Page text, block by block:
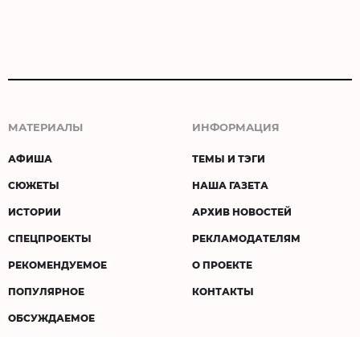
МАТЕРИАЛЫ
АФИША
СЮЖЕТЫ
ИСТОРИИ
СПЕЦПРОЕКТЫ
РЕКОМЕНДУЕМОЕ
ПОПУЛЯРНОЕ
ОБСУЖДАЕМОЕ
ИНФОРМАЦИЯ
ТЕМЫ И ТЭГИ
НАША ГАЗЕТА
АРХИВ НОВОСТЕЙ
РЕКЛАМОДАТЕЛЯМ
О ПРОЕКТЕ
КОНТАКТЫ